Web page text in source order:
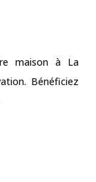
maison à La
Bénéficiez